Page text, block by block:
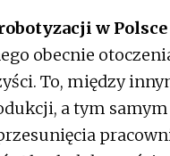
w
obecnie
To, między
a tym